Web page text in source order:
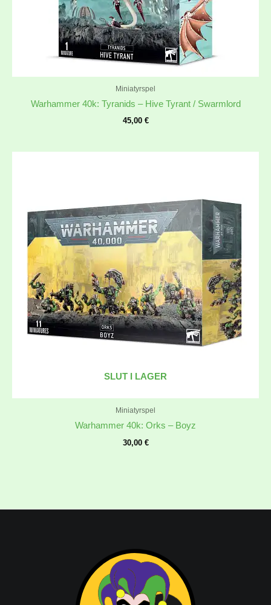
Miniatyrspel
Warhammer 40k: Tyranids – Hive Tyrant / Swarmlord
45,00 €
SLUT I LAGER
Miniatyrspel
Warhammer 40k: Orks – Boyz
30,00 €